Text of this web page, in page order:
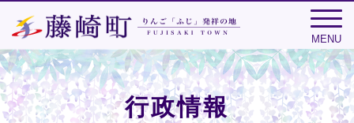
MENU
行政情報